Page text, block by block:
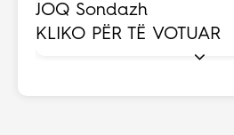
JOQ Sondazh
KLIKO PËR TË VOTUAR